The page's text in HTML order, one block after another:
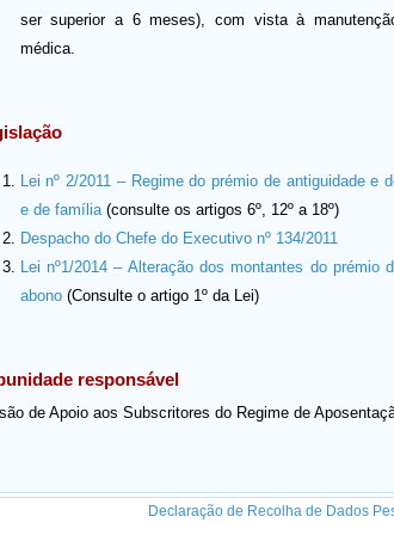
ser superior a 6 meses), com vista à
médica.
Lei nº 2/2011 – Regime do prémio de antiguidade e
e de família(consulte os artigos 6º, 12º a 18º)
Despacho do Chefe do Executivo nº 134/2011
Lei nº1/2014 – Alteração dos montantes do prémio
abono(Consulte o artigo 1º da Lei)
responsável
de Apoio aos Subscritores do Regime de
Declaração de Recolha de Dados